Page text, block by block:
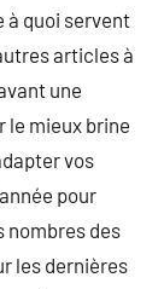
à quoi servent
articles à
une
le mieux brine
vos
pour
nombres des
les dernières